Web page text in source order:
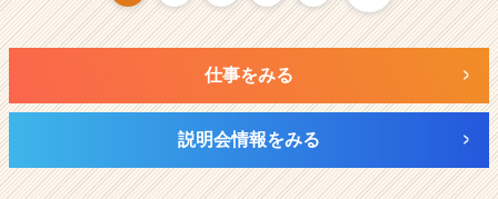
仕事をみる
説明会情報をみる